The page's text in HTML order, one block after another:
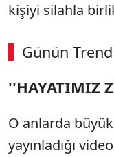
kişiyi silahla
Günün
00:02 / 08:06
''HAYATIMIZ
O anlarda
yayınladığı